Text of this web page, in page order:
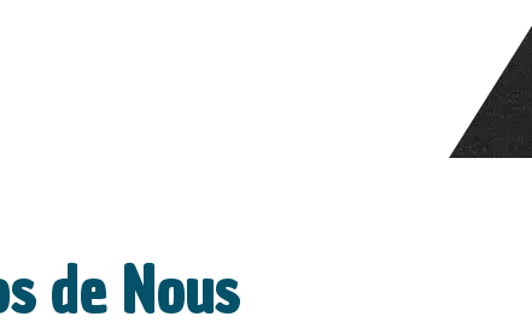
de Nous